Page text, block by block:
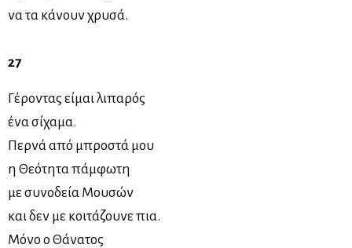
να τα κάνουν χρυσά.
27
Γέροντας είμαι λιπαρός
ένα σίχαμα.
Περνά από μπροστά μου
η Θεότητα πάμφωτη
με συνοδεία Μουσών
και δεν με κοιτάζουνε πια.
Μόνο ο Θάνατος